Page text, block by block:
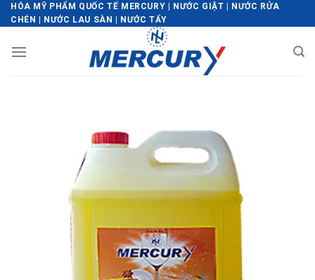
Skip
to
HÓA MỸ PHẨM QUỐC TẾ MERCURY | NƯỚC GIẶT | NƯỚC RỬA
CHÉN | NƯỚC LAU SÀN | NƯỚC TẨY